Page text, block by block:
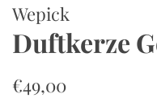
Wepick
Duftkerze
Normaler
€49,00